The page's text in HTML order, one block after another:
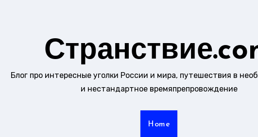
Блог про интересные уголки России и мира, путешествия в
и нестандартное времяпрепровождение
Home